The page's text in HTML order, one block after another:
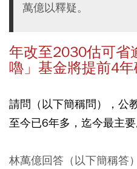
萬億以釋疑。
年改至2030估可
嚕」基金將提前4
請問（以下簡稱問），公
至今已6年多，迄今最主
林萬億回答（以下簡稱答